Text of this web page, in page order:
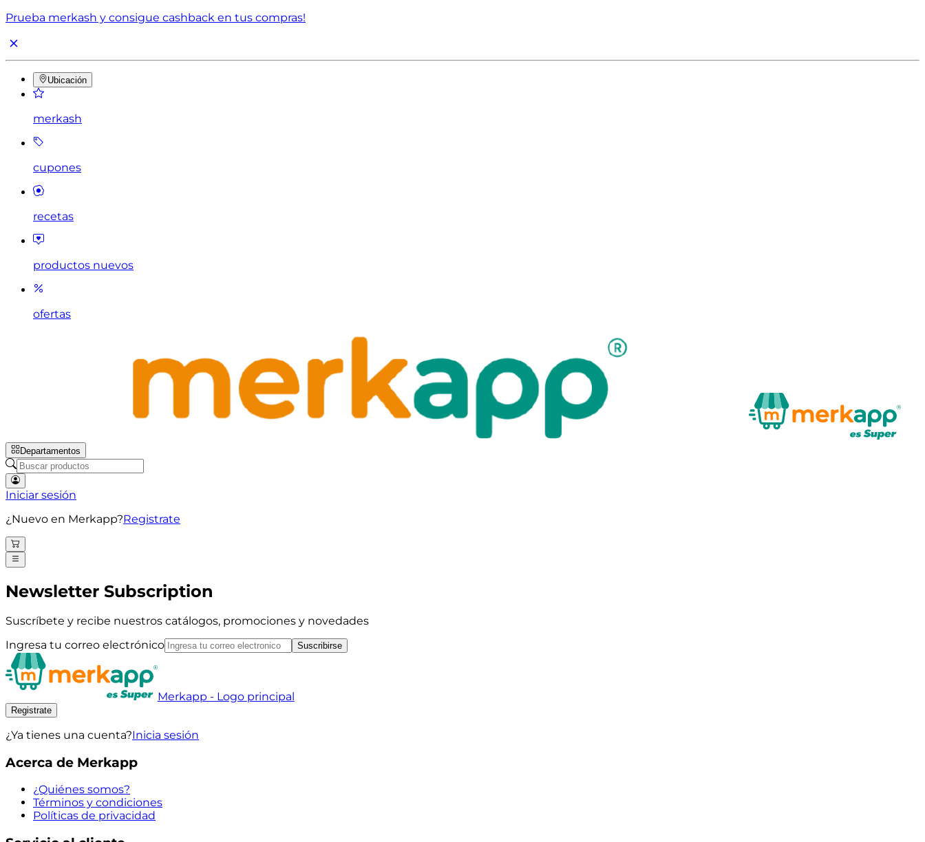
Prueba merkash y consigue cashback en tus compras!
Ubicación
merkash
cupones
recetas
productos nuevos
ofertas
Departamentos
Iniciar sesión
¿Nuevo en Merkapp?Registrate
Newsletter Subscription
Suscríbete y recibe nuestros catálogos, promociones y novedades
Ingresa tu correo electrónico
Suscribirse
Merkapp - Logo principal
Registrate
¿Ya tienes una cuenta?Inicia sesión
Acerca de Merkapp
¿Quiénes somos?
Términos y condiciones
Políticas de privacidad